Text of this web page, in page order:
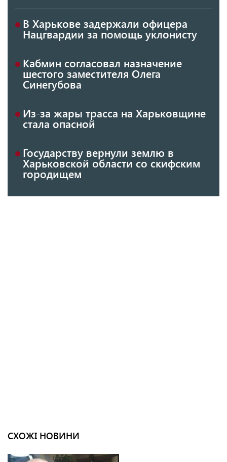
В Харькове задержали офицера
Нацгвардии за помощь уклонисту
Кабмин согласовал назначение
шестого заместителя Олега
Синегубова
Из-за жары трасса на Харьковщине
стала опасной
Государству вернули землю в
Харьковской области со скифским
городищем
СХОЖІ НОВИНИ